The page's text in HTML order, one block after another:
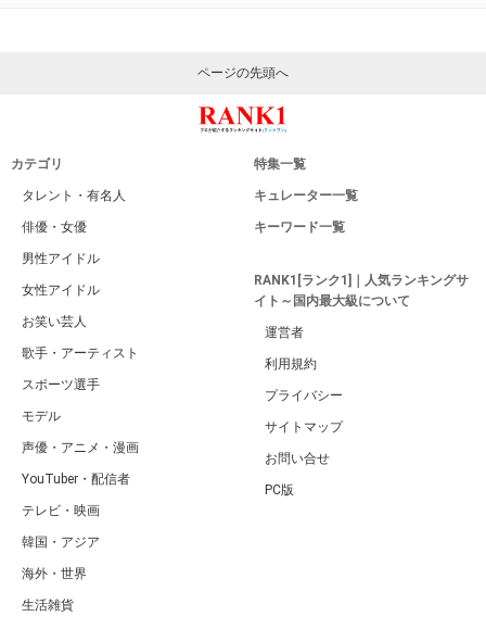
ページの先頭へ
カテゴリ
タレント・有名人
俳優・女優
男性アイドル
女性アイドル
お笑い芸人
歌手・アーティスト
スポーツ選手
モデル
声優・アニメ・漫画
YouTuber・配信者
テレビ・映画
韓国・アジア
海外・世界
生活雑貨
特集一覧
キュレーター一覧
キーワード一覧
RANK1[ランク1]｜人気ランキングサ
イト～国内最大級について
運営者
利用規約
プライバシー
サイトマップ
お問い合せ
PC版